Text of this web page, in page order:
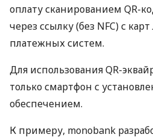
оплату сканированием QR-
через ссылку (без NFC) с
платежных систем.
Для использования QR-
только смартфон с
обеспечением.
К примеру, monobank